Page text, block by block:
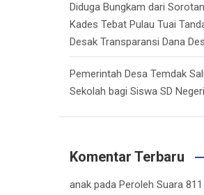
Diduga Bungkam dari
Kades Tebat Pulau Tuai
Desak Transparansi Dana
Pemerintah Desa Temdak
Sekolah bagi Siswa SD
Komentar Terbaru
anak pada Peroleh Suara